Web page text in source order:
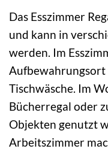
Das Esszimmer
und kann in
werden. Im
Aufbewahrungsort
Tischwäsche. Im
Bücherregal oder
Objekten genutzt
Arbeitszimmer